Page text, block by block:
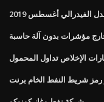
الفيدرالي أغسطس 2019
مؤشرات بدون آلة حاسبة
الإخلاص تداول المحمول
رمز شريط النفط الخام برنت